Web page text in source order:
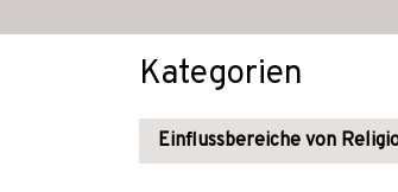
Kategorien
Einflussbereiche von